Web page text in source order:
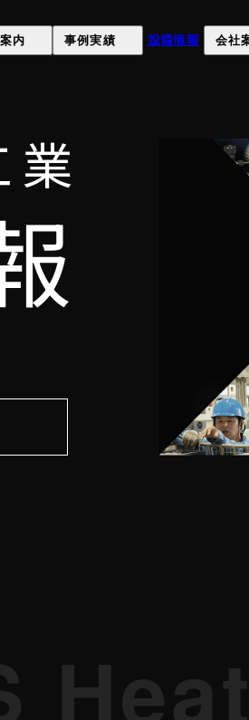
内 事例実績
客様の声
設備情報 会社